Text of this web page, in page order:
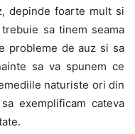
depinde foarte mult si
sa tinem seama
probleme de auz si sa
sa va spunem ce
naturiste ori din
exemplificam cateva